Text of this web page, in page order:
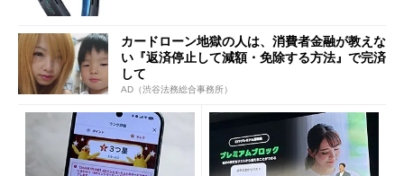
カードローン地獄の人は、消費者金融が教えな
い『返済停止して減額・免除する方法』で完済
して
AD（渋谷法務総合事務所）